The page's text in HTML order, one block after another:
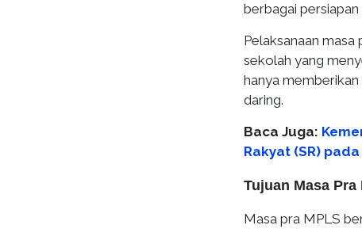
berbagai
Pelaksanaan
sekolah yang
hanya
daring.
Baca Juga:
Rakyat (SR)
Tujuan Masa Pra
Masa pra MPLS